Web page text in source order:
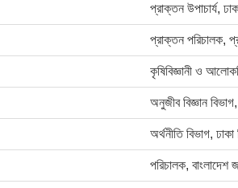
প্রাক্তন উপাচার্য,
প্রাক্তন পরিচালক,
কৃষিবিজ্ঞানী ও
অনুজীব বিজ্ঞান বিভাগ,
অর্থনীতি বিভাগ, ঢাকা
পরিচালক, বাংলাদেশ